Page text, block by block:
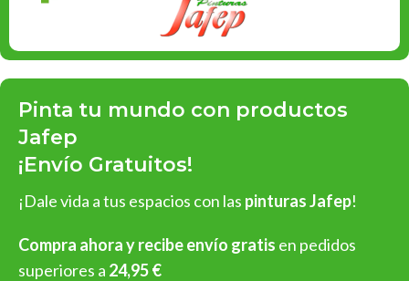
Pinta tu mundo con productos
Jafep
¡Envío Gratuitos!
¡Dale vida a tus espacios con las pinturas Jafep!
Compra ahora y recibe envío gratis en pedidos
superiores a 24,95 €